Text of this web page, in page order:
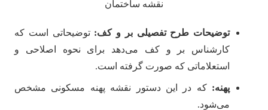
توضیحات طرح تفصیلی بر و کف: توضیحاتی است که
کارشناس بر و کف می‌دهد برای نحوه اصلاحی و
استعلاماتی که صورت گرفته است.
پهنه: که در این دستور نقشه پهنه مسکونی مشخص
می‌‎شود.